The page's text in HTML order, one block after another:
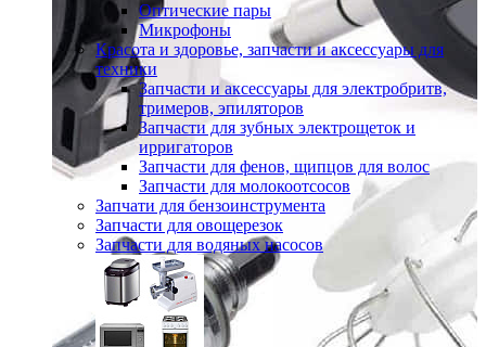
Оптические пары
Микрофоны
Красота и здоровье, запчасти и аксессуары для
техники
Запчасти и аксессуары для электробритв,
тримеров, эпиляторов
Запчасти для зубных электрощеток и
ирригаторов
Запчасти для фенов, щипцов для волос
Запчасти для молокоотсосов
Запчати для бензоинструмента
Запчасти для овощерезок
Запчасти для водяных насосов